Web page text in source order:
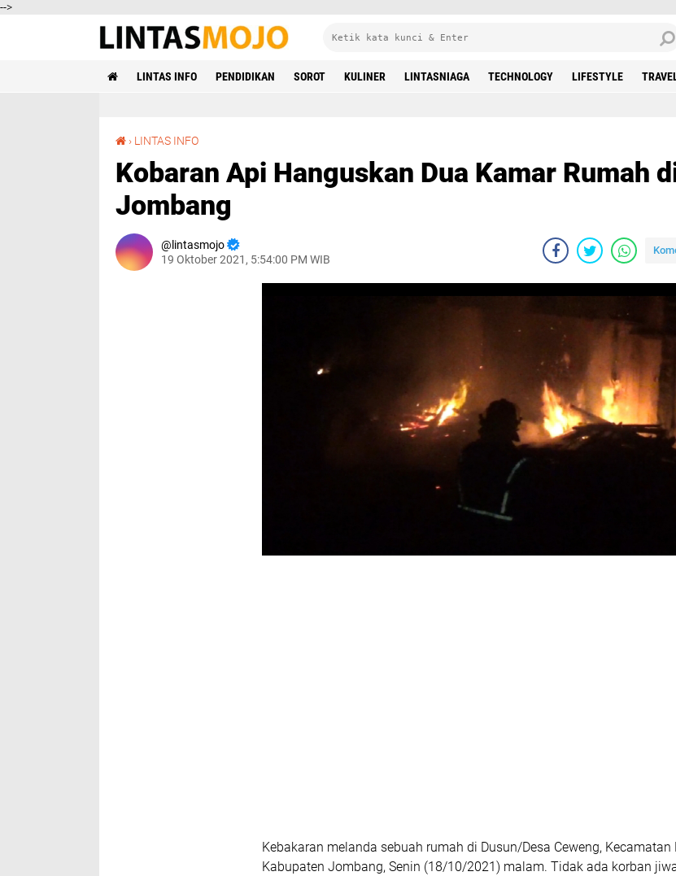
-->
LINTAS INFO PENDIDIKAN SOROT KULINER LINTASNIAGA TECHNOLOGY LIFESTYLE
› LINTAS INFO
Kobaran Api Hanguskan Dua Kamar Rumah
Jombang
lintasmojo
19 Oktober 2021, 5:54:00 PM WIB
Kebakaran melanda sebuah rumah di Dusun/Desa Ceweng, Kecamatan
Kabupaten Jombang, Senin (18/10/2021) malam. Tidak ada korban